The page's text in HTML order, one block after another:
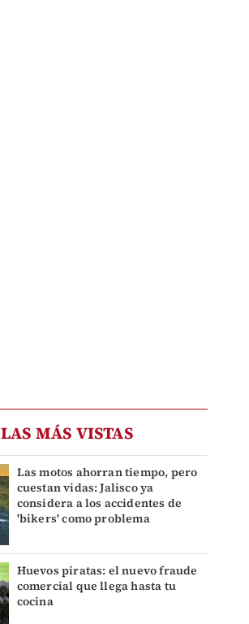
LAS MÁS VISTAS
Las motos ahorran tiempo, pero
cuestan vidas: Jalisco ya
considera a los accidentes de
'bikers' como problema
Huevos piratas: el nuevo fraude
comercial que llega hasta tu
cocina